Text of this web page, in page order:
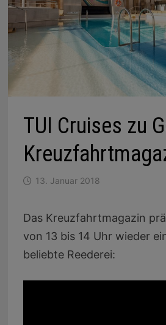
TUI Cruises zu
13. Januar 2018
Das Kreuzfahrtmagazin
von 13 bis 14 Uhr wieder
beliebte Reederei: